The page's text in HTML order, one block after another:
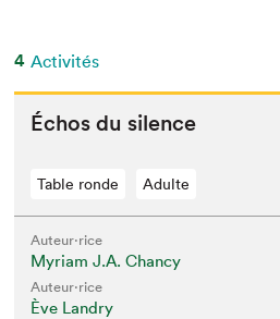
4 Activités
Échos du silence
Table ronde Adulte
Auteur·rice
Myriam J.A. Chancy
Auteur·rice
Ève Landry